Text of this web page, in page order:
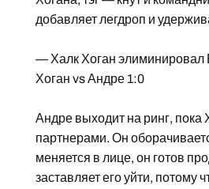
добавляет легдроп и
— Халк Хоган элиминировал
Хоган vs Андре 1:0
Андре выходит на ринг, пока
партнерами. Он
меняется в лице, он готов
заставляет его уйти, потому